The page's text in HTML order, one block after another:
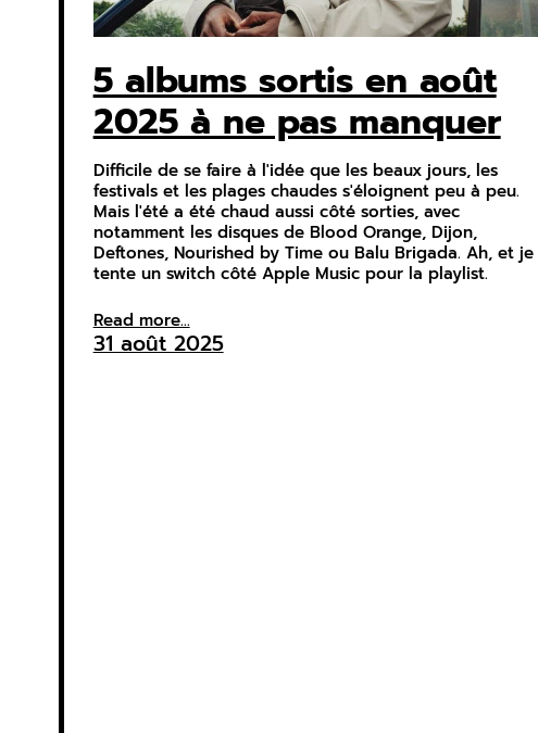
5 albums sortis en août
2025 à ne pas manquer
Difficile de se faire à l'idée que les beaux jours, les
festivals et les plages chaudes s'éloignent peu à peu.
Mais l'été a été chaud aussi côté sorties, avec
notamment les disques de Blood Orange, Dijon,
Deftones, Nourished by Time ou Balu Brigada. Ah, et je
tente un switch côté Apple Music pour la playlist.
Read more...
31 août 2025